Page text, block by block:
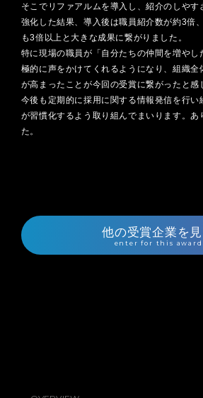
そこでリファアルムを導入し、紹介のしやす
強化した結果、導入後は職員紹介数が約3倍
も3倍以上と大きな成果に繋がりました。
特に現場の職員が「自分たちの仲間を増やし
極的に声をかけてくれるようになり、組織全
が高まったことが今回の受賞に繋がったと感
今後も定期的に採用に関する情報発信を行い
が習慣化するよう取り組んでまいります。あ
た。
他の受賞企業を見
enter for this award